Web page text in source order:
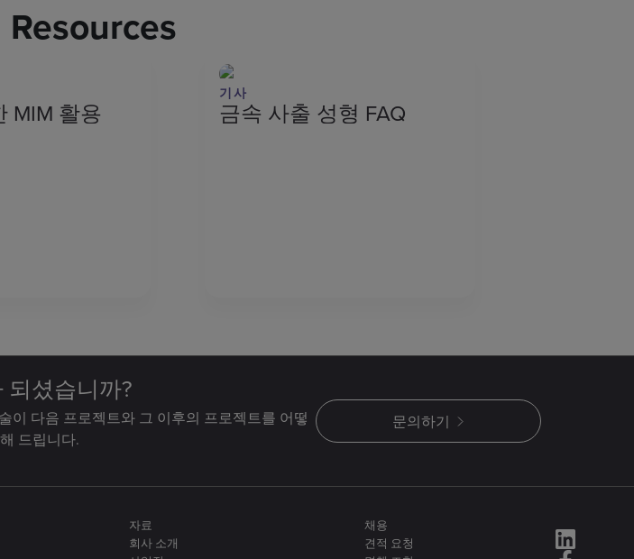
MIM 활용
기사
금속 사출 성형 FAQ
되셨습니까?
이 다음 프로젝트와 그 이후의 프로젝트를 어떻
드립니다.
문의하기
자료
회사 소개
채용
견적 요청